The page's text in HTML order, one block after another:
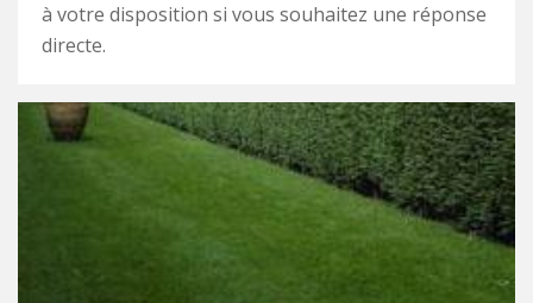
à votre disposition si vous souhaitez une réponse
directe.